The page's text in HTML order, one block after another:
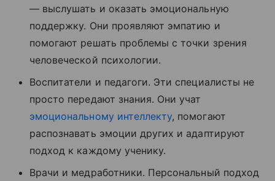
— выслушать и оказать эмоциональную
поддержку. Они проявляют эмпатию и
помогают решать проблемы с точки зрения
человеческой психологии.
Воспитатели и педагоги. Эти специалисты не
просто передают знания. Они учат
эмоциональному интеллекту, помогают
распознавать эмоции других и адаптируют
подход к каждому ученику.
Врачи и медработники. Персональный подход